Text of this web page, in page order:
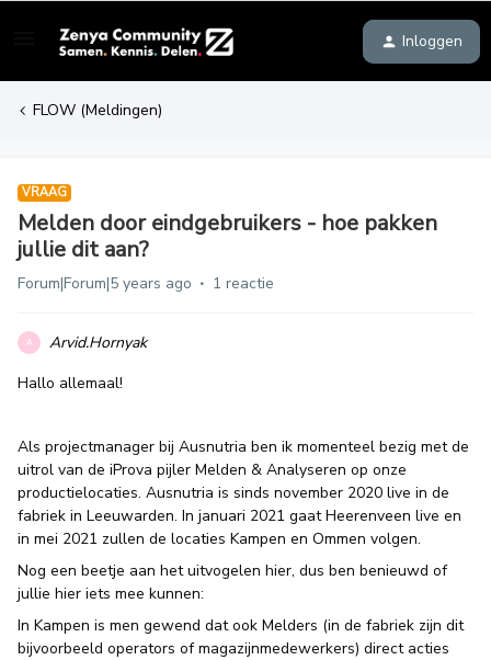
Inloggen
FLOW (Meldingen)
VRAAG
Melden door eindgebruikers - hoe pakken
jullie dit aan?
Forum|Forum|5 years ago 1 reactie
A
Arvid.Hornyak
Hallo allemaal!
Als projectmanager bij Ausnutria ben ik momenteel bezig met de
uitrol van de iProva pijler Melden & Analyseren op onze
productielocaties. Ausnutria is sinds november 2020 live in de
fabriek in Leeuwarden. In januari 2021 gaat Heerenveen live en
in mei 2021 zullen de locaties Kampen en Ommen volgen.
Nog een beetje aan het uitvogelen hier, dus ben benieuwd of
jullie hier iets mee kunnen:
In Kampen is men gewend dat ook Melders (in de fabriek zijn dit
bijvoorbeeld operators of magazijnmedewerkers) direct acties